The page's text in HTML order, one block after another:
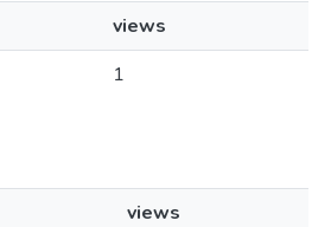
views
1
views